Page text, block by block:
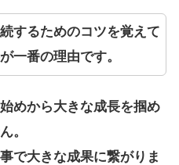
するためのコツを覚えて
一番の理由です。
めから大きな成長を掴め
。
で大きな成果に繋がりま